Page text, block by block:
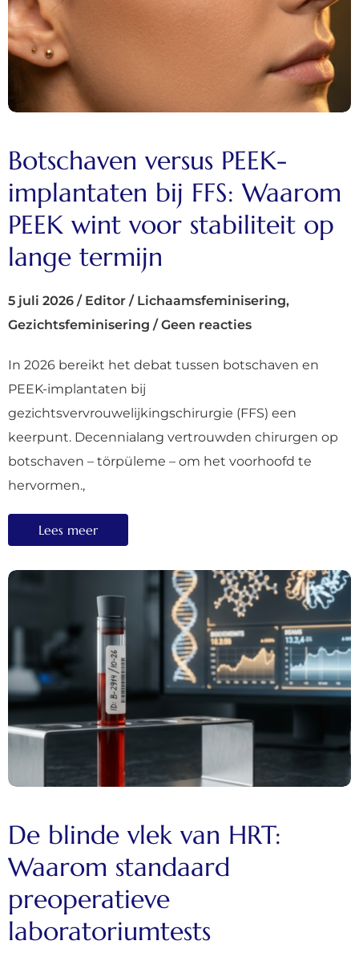
Botschaven versus PEEK-
implantaten bij FFS: Waarom
PEEK wint voor stabiliteit op
lange termijn
5 juli 2026 / Editor / Lichaamsfeminisering,
Gezichtsfeminisering / Geen reacties
In 2026 bereikt het debat tussen botschaven en
PEEK-implantaten bij
gezichtsvervrouwelijkingschirurgie (FFS) een
keerpunt. Decennialang vertrouwden chirurgen op
botschaven – törpüleme – om het voorhoofd te
hervormen.,
Lees meer
De blinde vlek van HRT:
Waarom standaard
preoperatieve
laboratoriumtests